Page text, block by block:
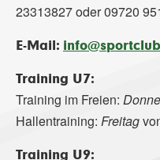
23313827 oder 09720
E-Mail:
Training U7:
Training im Freien:
Hallentraining: Freitag
Training U9: